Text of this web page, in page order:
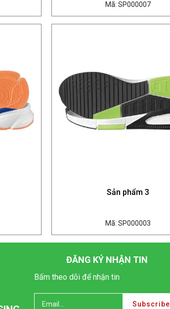
Mã: SP000007
Sản phẩm 3
Mã: SP000003
ĐĂNG KÝ NHẬN TIN
Bấm theo dõi để nhận tin
Subscribe